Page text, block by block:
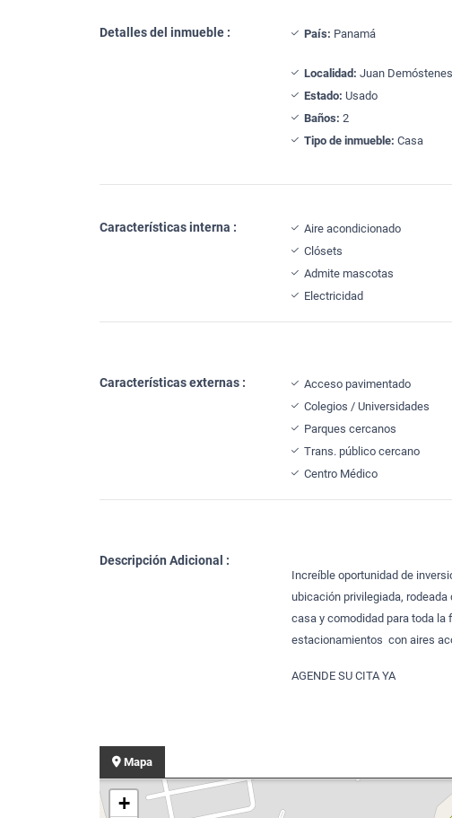
Detalles del inmueble : País: Panamá
Localidad: Juan Demóstenes
Estado: Usado
Baños: 2
Tipo de inmueble: Casa
Características interna : Aire acondicionado
Clósets
Admite mascotas
Electricidad
Características externas : Acceso pavimentado
Colegios / Universidades
Parques cercanos
Trans. público cercano
Centro Médico
Descripción Adicional :
Increíble oportunidad de
ubicación privilegiada,
casa y comodidad para toda
estacionamientos con aires
AGENDE SU CITA YA
Mapa
+